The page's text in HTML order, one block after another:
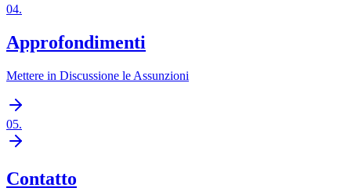
04.
Approfondimenti
Mettere in Discussione le Assunzioni
05.
Contatto